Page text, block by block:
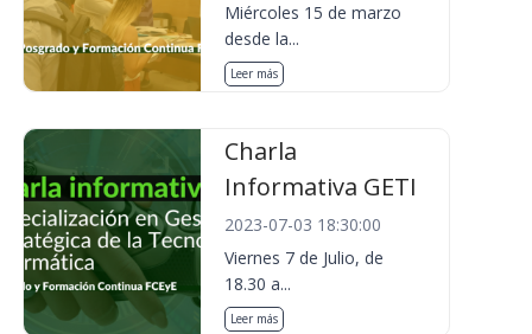
Miércoles 15 de marzo
desde la...
Leer más
Charla
Informativa GETI
2023-07-03 18:30:00
Viernes 7 de Julio, de
18.30 a...
Leer más